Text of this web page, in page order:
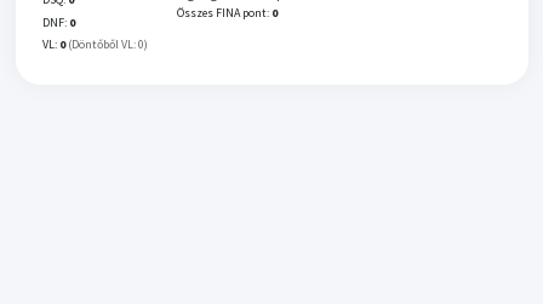
DNF: 0
VL: 0 (Döntőből VL: 0)
Összes FINA pont: 0